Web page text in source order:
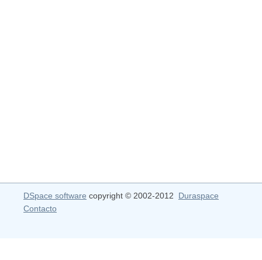
DSpace software copyright © 2002-2012 Duraspace
Contacto